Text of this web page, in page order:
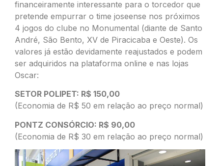
financeiramente interessante para o torcedor que
pretende empurrar o time joseense nos próximos
4 jogos do clube no Monumental (diante de Santo
André, São Bento, XV de Piracicaba e Oeste). Os
valores já estão devidamente reajustados e podem
ser adquiridos na plataforma online e nas lojas
Oscar:
SETOR POLIPET: R$ 150,00
(Economia de R$ 50 em relação ao preço normal)
PONTZ CONSÓRCIO: R$ 90,00
(Economia de R$ 30 em relação ao preço normal)